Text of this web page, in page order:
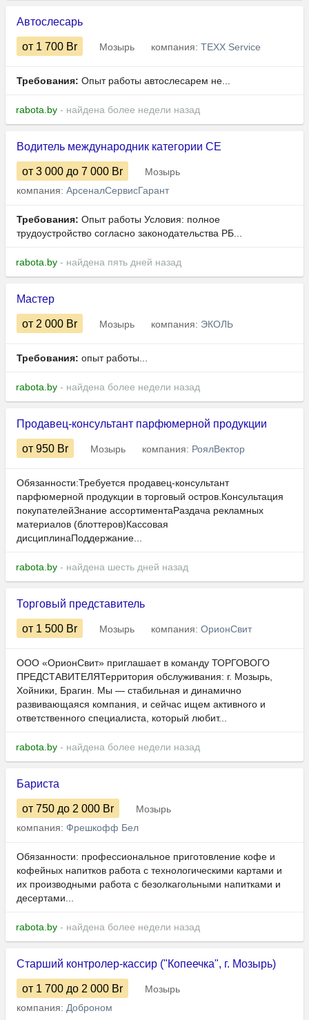
Автослесарь
от 1 700 Br Мозырь компания: TEXX Service
Требования: Опыт работы автослесарем не...
rabota.by - найдена более недели назад
Водитель международник категории СЕ
от 3 000 до 7 000 Br
Мозырь
компания: АрсеналСервисГарант
Требования: Опыт работы Условия: полное
трудоустройство согласно законодательства РБ...
rabota.by - найдена пять дней назад
Мастер
от 2 000 Br Мозырь компания: ЭКОЛЬ
Требования: опыт работы...
rabota.by - найдена более недели назад
Продавец-консультант парфюмерной продукции
от 950 Br Мозырь компания: РоялВектор
Обязанности:Требуется продавец-консультант
парфюмерной продукции в торговый остров.Консультация
покупателейЗнание ассортиментаРаздача рекламных
материалов (блоттеров)Кассовая
дисциплинаПоддержание...
rabota.by - найдена шесть дней назад
Торговый представитель
от 1 500 Br Мозырь компания: ОрионСвит
ООО «ОрионСвит» приглашает в команду ТОРГОВОГО
ПРЕДСТАВИТЕЛЯТерритория обслуживания: г. Мозырь,
Хойники, Брагин. Мы — стабильная и динамично
развивающаяся компания, и сейчас ищем активного и
ответственного специалиста, который любит...
rabota.by - найдена более недели назад
Бариста
от 750 до 2 000 Br
Мозырь
компания: Фрешкофф Бел
Обязанности: профессиональное приготовление кофе и
кофейных напитков работа с технологическими картами и
их производными работа с безолкагольными напитками и
десертами...
rabota.by - найдена более недели назад
Старший контролер-кассир ("Копеечка", г. Мозырь)
от 1 700 до 2 000 Br
Мозырь
компания: Доброном